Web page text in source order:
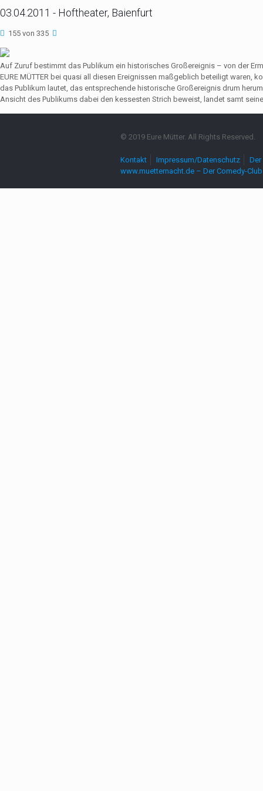
03.04.2011 - Hoftheater, Baienfurt
155 von 335
Auf Zuruf bestimmt das Publikum ein historisches Großereignis – von der
EURE MÜTTER bei quasi all diesen Ereignissen maßgeblich beteiligt waren,
das Publikum lautet, das entsprechende historische Großereignis drum
Ansicht des Publikums dabei den kessesten Strich beweist, landet samt
© 2019 Eure Mütter. All Rights Reserved.
Kontakt Impressum/Datenschutz
www.muetternacht.de – Der Comedy-Club